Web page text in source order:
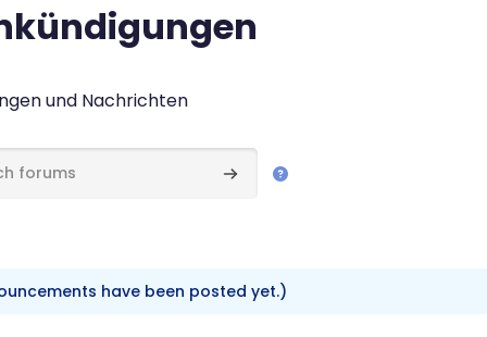
requirements
und Nachrichten
Search forums
have been posted yet.)